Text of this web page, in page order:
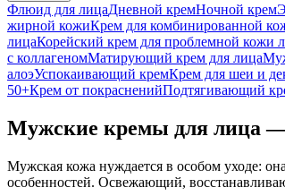
Флюид для лицаДневной кремНочной крем
жирной кожиКрем для комбинированной
лицаКорейский крем для проблемной кожи
с коллагеномМатирующий крем для лица
алоэУспокаивающий кремКрем для шеи и
50+Крем от покрасненийПодтягивающий
Мужские кремы для лица —
Мужская кожа нуждается в особом уходе:
особенностей. Освежающий,